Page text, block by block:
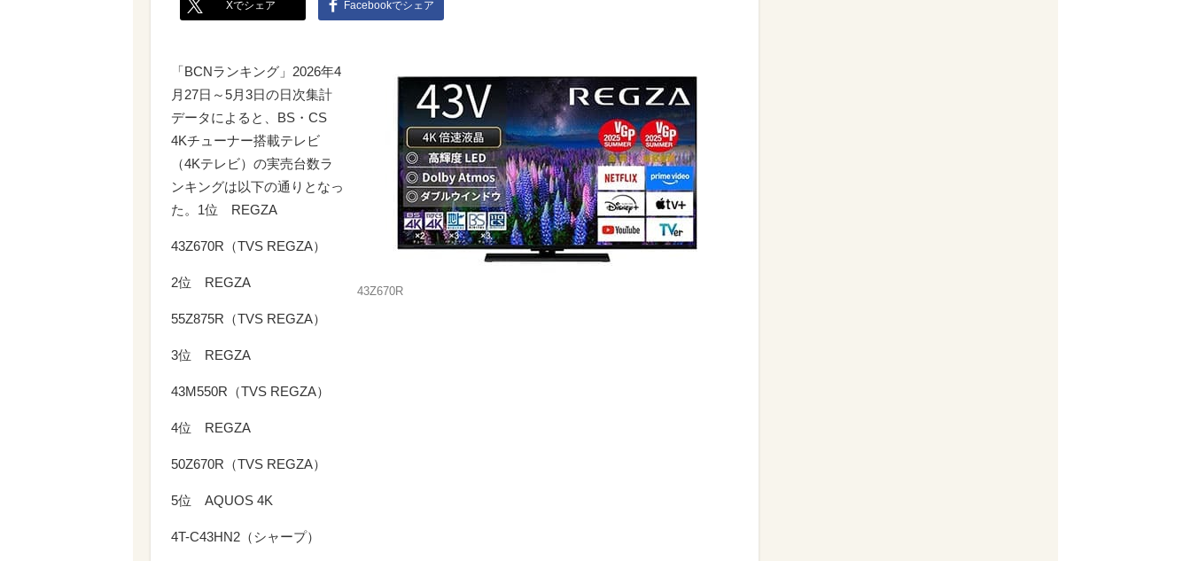
Xでシェア Facebookでシェア
43Z670R
「BCNランキング」2026年4
月27日～5月3日の日次集計
データによると、BS・CS
4Kチューナー搭載テレビ
（4Kテレビ）の実売台数ラ
ンキングは以下の通りとなっ
た。1位 REGZA
43Z670R（TVS REGZA）
2位 REGZA
55Z875R（TVS REGZA）
3位 REGZA
43M550R（TVS REGZA）
4位 REGZA
50Z670R（TVS REGZA）
5位 AQUOS 4K
4T-C43HN2（シャープ）